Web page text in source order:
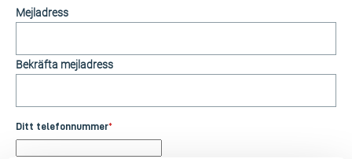
Mejladress
Bekräfta mejladress
Ditt telefonnummer*